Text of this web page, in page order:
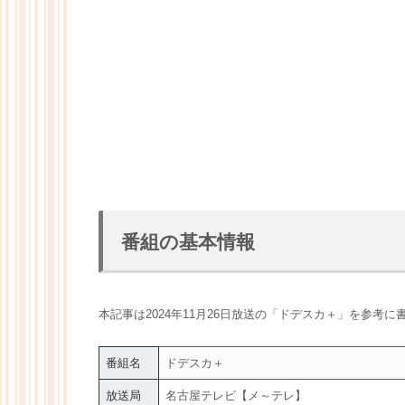
番組の基本情報
本記事は2024年11月26日放送の「ドデスカ＋」を参考に
番組名 ドデスカ＋
放送局 名古屋テレビ【メ～テレ】